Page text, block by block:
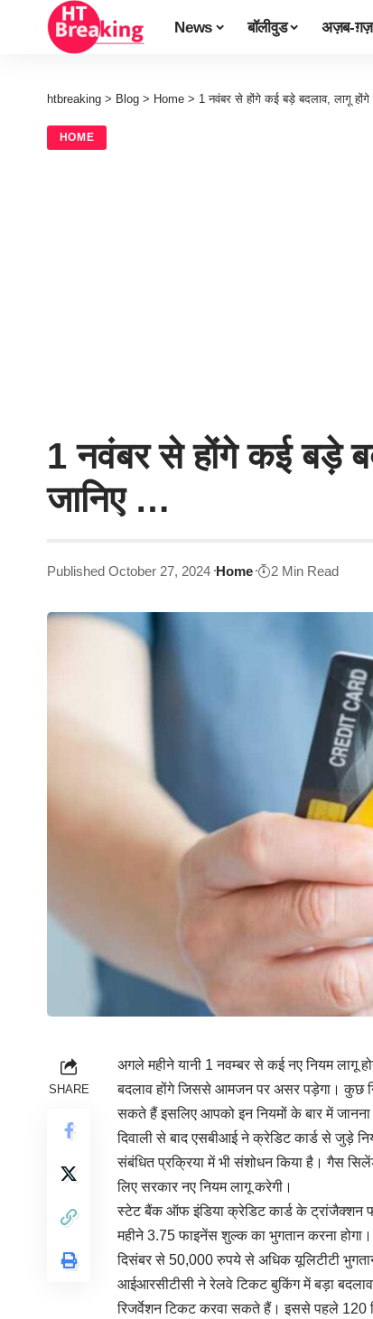
News बॉलीवुड अज़ब-
htbreaking > Blog > Home > 1 नवंबर से होंगे कई बड़े बदलाव, लागू
HOME
1 नवंबर से होंगे कई बड़े
जानिए …
Published October 27, 2024 Home 2 Min Read
SHARE
अगले महीने यानी 1 नवम्बर से कई नए नियम लागू
बदलाव होंगे जिससे आमजन पर असर पड़ेगा। कुछ
सकते हैं इसलिए आपको इन नियमों के बार में
दिवाली से बाद एसबीआई ने क्रेडिट कार्ड से जुड़े
संबंधित प्रक्रिया में भी संशोधन किया है। गैस
लिए सरकार नए नियम लागू करेगी।
स्टेट बैंक ऑफ इंडिया क्रेडिट कार्ड के ट्रांजैक्शन
महीने 3.75 फाइनेंस शुल्क का भुगतान करना होगा।
दिसंबर से 50,000 रुपये से अधिक यूलिटीटी भुगतान
आईआरसीटीसी ने रेलवे टिकट बुकिंग में बड़ा
रिजर्वेशन टिकट करवा सकते हैं। इससे पहले 120